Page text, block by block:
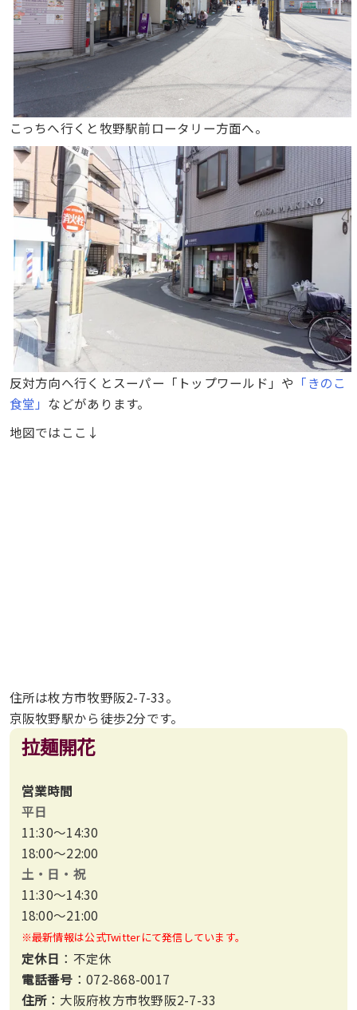
こっちへ行くと牧野駅前ロータリー方面へ。
反対方向へ行くとスーパー「トップワールド」や 「きのこ
食堂」 などがあります。
地図ではここ↓
住所は枚方市牧野阪2-7-33。
京阪牧野駅から徒歩2分です。
拉麺開花
営業時間
平日
11:30〜14:30
18:00〜22:00
土・日・祝
11:30〜14:30
18:00〜21:00
※最新情報は公式Twitterにて発信しています。
定休日 ：不定休
電話番号 ：072-868-0017
住所 ：大阪府枚方市牧野阪2-7-33